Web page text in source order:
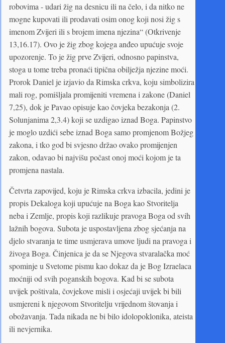
robovima - udari žig na desnicu ili na čelo, i da nitko ne
mogne kupovati ili prodavati osim onog koji nosi žig s
imenom Zvijeri ili s brojem imena njezina“ (Otkrivenje
13,16.17). Ovo je žig zbog kojega anđeo upućuje svoje
upozorenje. To je žig prve Zvijeri, odnosno papinstva,
stoga u tome treba pronaći tipična obilježja njezine moći.
Prorok Daniel je izjavio da Rimska crkva, koju simbolizira
mali rog, pomišljala promijeniti vremena i zakone (Daniel
7,25), dok je Pavao opisuje kao čovjeka bezakonja (2.
Solunjanima 2,3.4) koji se uzdigao iznad Boga. Papinstvo
je moglo uzdići sebe iznad Boga samo promjenom Božjeg
zakona, i tko god bi svjesno držao ovako promijenjen
zakon, odavao bi najvišu počast onoj moći kojom je ta
promjena nastala.
Četvrta zapovijed, koju je Rimska crkva izbacila, jedini je
propis Dekaloga koji upućuje na Boga kao Stvoritelja
neba i Zemlje, propis koji razlikuje pravoga Boga od svih
lažnih bogova. Subota je uspostavljena zbog sjećanja na
djelo stvaranja te time usmjerava umove ljudi na pravoga i
živoga Boga. Činjenica je da se Njegova stvaralačka moć
spominje u Svetome pismu kao dokaz da je Bog Izraelaca
moćniji od svih poganskih bogova. Kad bi se subota
uvijek poštivala, čovjekove misli i osjećaji uvijek bi bili
usmjereni k njegovom Stvoritelju vrijednom štovanja i
obožavanja. Tada nikada ne bi bilo idolopoklonika, ateista
ili nevjernika.